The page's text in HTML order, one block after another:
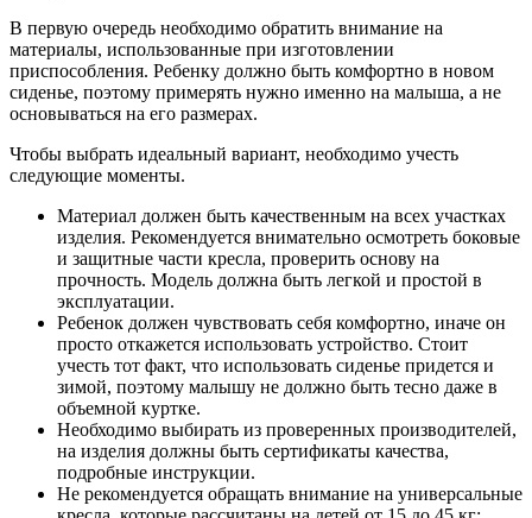
В первую очередь необходимо обратить внимание на
материалы, использованные при изготовлении
приспособления. Ребенку должно быть комфортно в новом
сиденье, поэтому примерять нужно именно на малыша, а не
основываться на его размерах.
Чтобы выбрать идеальный вариант, необходимо учесть
следующие моменты.
Материал должен быть качественным на всех участках
изделия. Рекомендуется внимательно осмотреть боковые
и защитные части кресла, проверить основу на
прочность. Модель должна быть легкой и простой в
эксплуатации.
Ребенок должен чувствовать себя комфортно, иначе он
просто откажется использовать устройство. Стоит
учесть тот факт, что использовать сиденье придется и
зимой, поэтому малышу не должно быть тесно даже в
объемной куртке.
Необходимо выбирать из проверенных производителей,
на изделия должны быть сертификаты качества,
подробные инструкции.
Не рекомендуется обращать внимание на универсальные